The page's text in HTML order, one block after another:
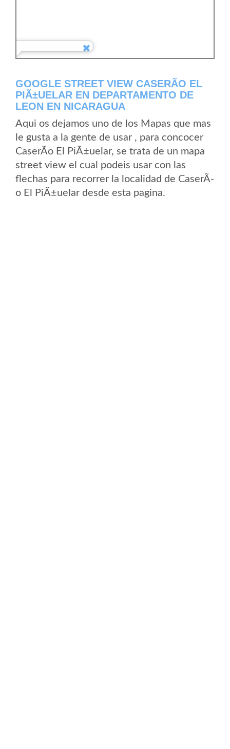
GOOGLE STREET VIEW CASERÃ­O EL
PIÃ±UELAR EN DEPARTAMENTO DE
LEON EN NICARAGUA
Aqui os dejamos uno de los Mapas que mas
le gusta a la gente de usar , para concocer
CaserÃ­o El PiÃ±uelar, se trata de un mapa
street view el cual podeis usar con las
flechas para recorrer la localidad de CaserÃ­
o El PiÃ±uelar desde esta pagina.